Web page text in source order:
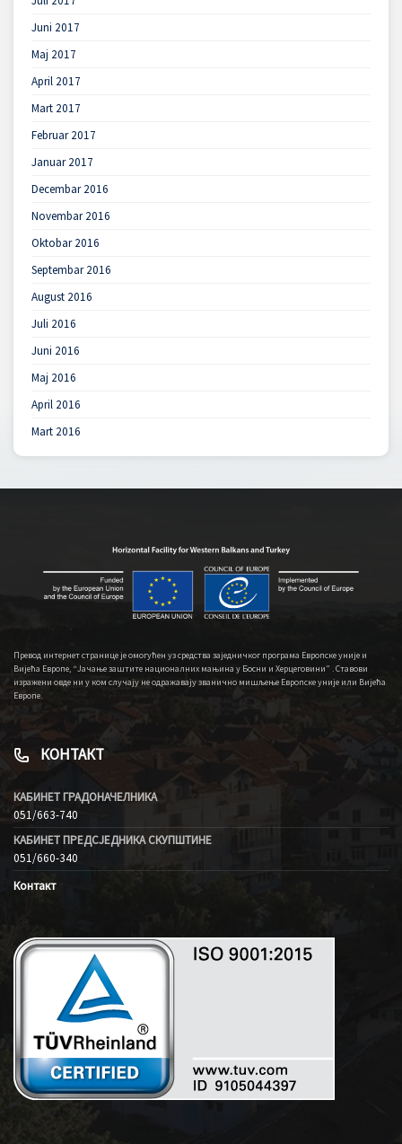
Juni 2017
Maj 2017
April 2017
Mart 2017
Februar 2017
Januar 2017
Decembar 2016
Novembar 2016
Oktobar 2016
Septembar 2016
August 2016
Juli 2016
Juni 2016
Maj 2016
April 2016
Mart 2016
Превод интернет странице је омогућен уз средства заједничког програма Европске уније и
Вијећа Европе, “Јачање заштите националних мањина у Босни и Херцеговини” . Ставови
изражени овде ни у ком случају не одражавају званично мишљење Европске уније или Вијећа
Европе.
КОНТАКТ
КАБИНЕТ ГРАДОНАЧЕЛНИКА
051/663-740
КАБИНЕТ ПРЕДСЈЕДНИКА СКУПШТИНЕ
051/660-340
Контакт